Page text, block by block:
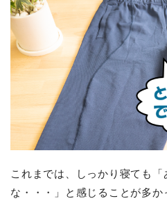
これまでは、しっかり寝ても
な・・・」と感じることが多か